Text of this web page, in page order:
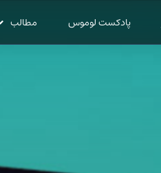
پادکست لوموس مطالب